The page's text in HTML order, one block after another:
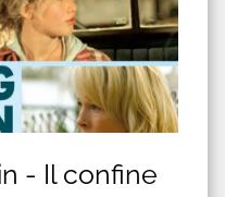
- Il confine